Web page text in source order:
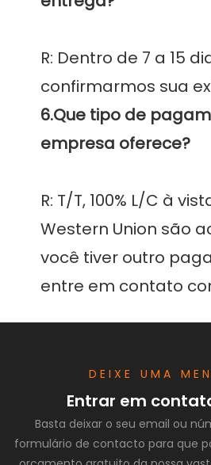
R: Dentro de 7 a 15
6.Que tipo de
R: T/T, 100% L/C à
Western Union são
você tiver outro
DEIXE UMA
Entrar em
Basta deixar o seu email ou
formulário de contacto para que